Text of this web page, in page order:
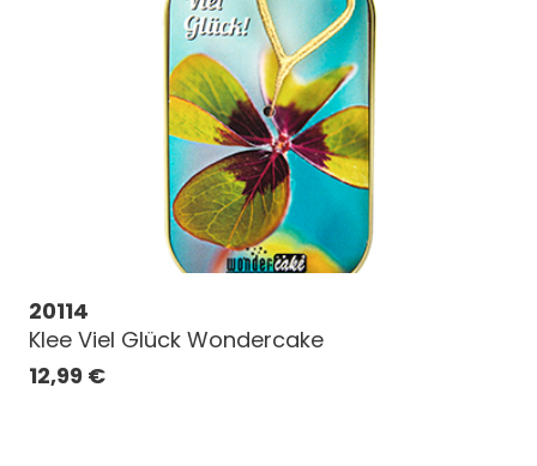
20114
Klee Viel Glück Wondercake
12,99 €